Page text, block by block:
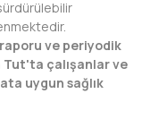
raporu ve periyodik
Tut'ta çalışanlar ve
uygun sağlık